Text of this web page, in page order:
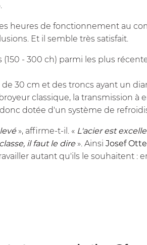
heures de fonctionnement au
Et il semble très satisfait.
- 300 ch) parmi les plus
30 cm et des troncs ayant un
classique, la transmission à
dotée d'un système de
», affirme-t-il. « L'acier est
il faut le dire». Ainsi Josef
autant qu'ils le souhaitent :